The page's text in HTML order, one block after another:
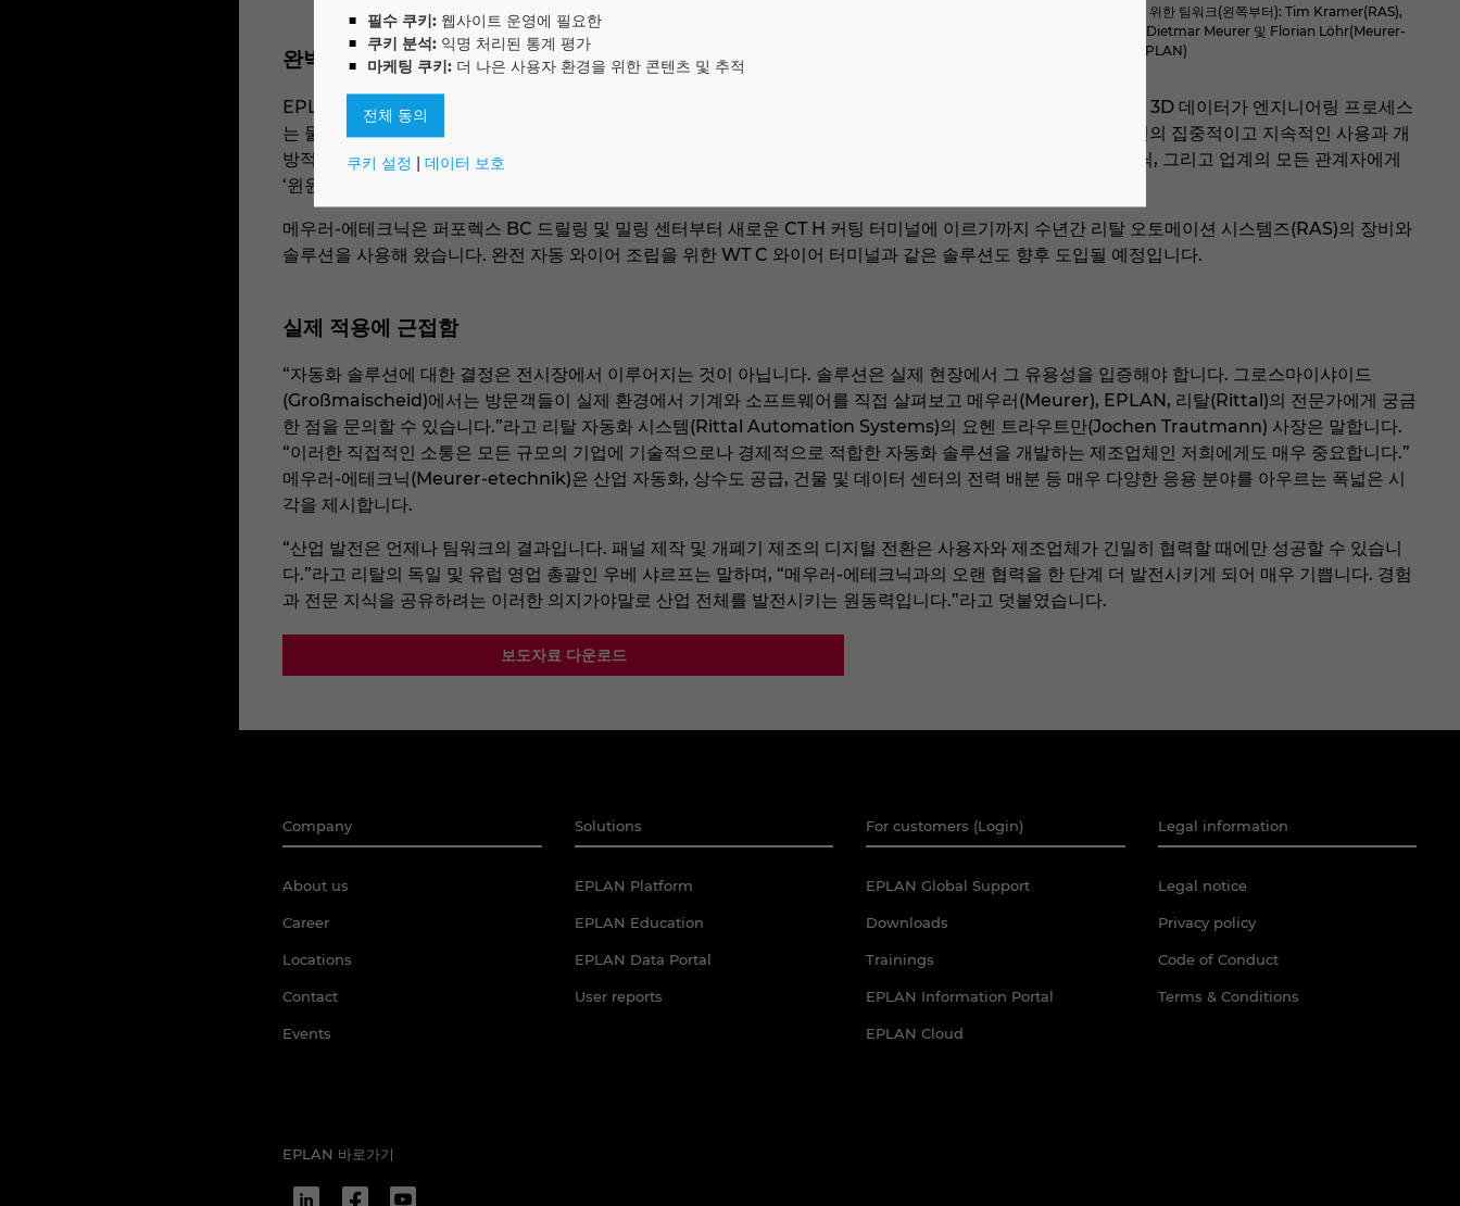
필수 쿠키:웹사이트 운영에 필요한
쿠키 분석:익명 처리된 통계 평가
마케팅 쿠키:더 나은 사용자 환경을 위한 콘텐츠 및 추적
전체 동의
쿠키 설정 데이터 보호
패널 구축 및 스위치기어 제조 분야의 디지털 혁신을 위한 팀워크(왼쪽부터): Tim Kramer(RAS),
Marc Walter(Rittal), Jochen Trautmann(RAS), Dietmar Meurer 및 Florian Löhr(Meurer-
etechnik), Dr. Marco Litto 및 Christian Klaus(EPLAN)
완벽한 디지털 워크플로우를 직접 경험해 보세요.
EPLAN의 전략 및 기업 프로그램 담당 수석 부사장인 마르코 리토 박사는 “메우러-에테크닉은 고품질의 표준화된 3D 데이터가 엔지니어링 프로세스
는 물론 후속 모든 단계의 디지털 트윈으로서 갖는 잠재력을 특히 빠르게 인식했습니다.”라고 말하며, “당사 솔루션의 집중적이고 지속적인 사용과 개
방적인 정보 교환은 파트너십을 통해 솔루션을 지속적으로 개선하는 데 도움이 됩니다. 이는 당사, 메우러-에테크닉, 그리고 업계의 모든 관계자에게
‘윈윈’입니다.”라고 덧붙였습니다.
메우러-에테크닉은 퍼포렉스 BC 드릴링 및 밀링 센터부터 새로운 CT H 커팅 터미널에 이르기까지 수년간 리탈 오토메이션 시스템즈(RAS)의 장비와
솔루션을 사용해 왔습니다. 완전 자동 와이어 조립을 위한 WT C 와이어 터미널과 같은 솔루션도 향후 도입될 예정입니다.
실제 적용에 근접함
“자동화 솔루션에 대한 결정은 전시장에서 이루어지는 것이 아닙니다. 솔루션은 실제 현장에서 그 유용성을 입증해야 합니다. 그로스마이샤이드
(Großmaischeid)에서는 방문객들이 실제 환경에서 기계와 소프트웨어를 직접 살펴보고 메우러(Meurer), EPLAN, 리탈(Rittal)의 전문가에게 궁금
한 점을 문의할 수 있습니다.”라고 리탈 자동화 시스템(Rittal Automation Systems)의 요헨 트라우트만(Jochen Trautmann) 사장은 말합니다.
“이러한 직접적인 소통은 모든 규모의 기업에 기술적으로나 경제적으로 적합한 자동화 솔루션을 개발하는 제조업체인 저희에게도 매우 중요합니다.”
메우러-에테크닉(Meurer-etechnik)은 산업 자동화, 상수도 공급, 건물 및 데이터 센터의 전력 배분 등 매우 다양한 응용 분야를 아우르는 폭넓은 시
각을 제시합니다.
“산업 발전은 언제나 팀워크의 결과입니다. 패널 제작 및 개폐기 제조의 디지털 전환은 사용자와 제조업체가 긴밀히 협력할 때에만 성공할 수 있습니
다.”라고 리탈의 독일 및 유럽 영업 총괄인 우베 샤르프는 말하며, “메우러-에테크닉과의 오랜 협력을 한 단계 더 발전시키게 되어 매우 기쁩니다. 경험
과 전문 지식을 공유하려는 이러한 의지가야말로 산업 전체를 발전시키는 원동력입니다.”라고 덧붙였습니다.
보도자료 다운로드
Company
About us
Career
Locations
Contact
Events
Solutions
EPLAN Platform
EPLAN Education
EPLAN Data Portal
User reports
For customers (Login)
EPLAN Global Support
Downloads
Trainings
EPLAN Information Portal
EPLAN Cloud
Legal information
Legal notice
Privacy policy
Code of Conduct
Terms & Conditions
EPLAN 바로가기